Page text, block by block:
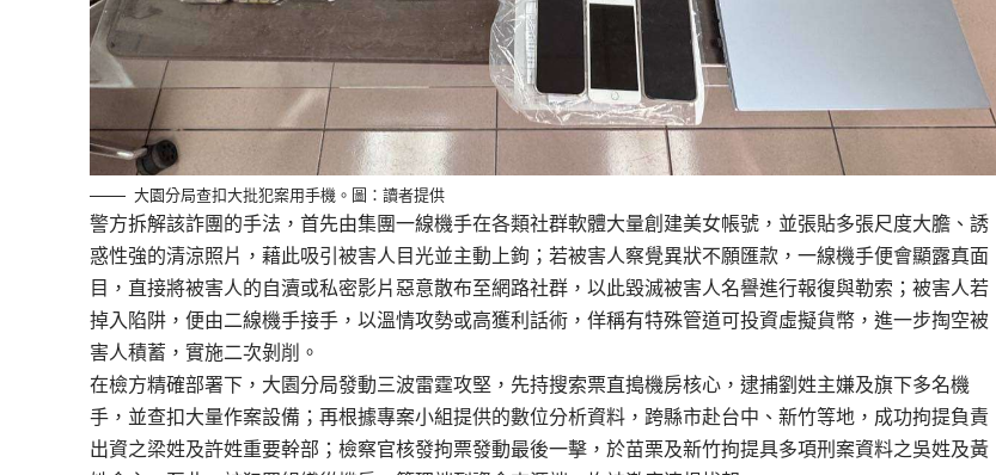
大園分局查扣大批犯案用手機。圖：讀者提供
警方拆解該詐團的手法，首先由集團一線機手在各類社群軟體大量創建美女帳號，並張貼多張尺度大膽、誘
惑性強的清涼照片，藉此吸引被害人目光並主動上鉤；若被害人察覺異狀不願匯款，一線機手便會顯露真面
目，直接將被害人的自瀆或私密影片惡意散布至網路社群，以此毀滅被害人名譽進行報復與勒索；被害人若
掉入陷阱，便由二線機手接手，以溫情攻勢或高獲利話術，佯稱有特殊管道可投資虛擬貨幣，進一步掏空被
害人積蓄，實施二次剝削。
在檢方精確部署下，大園分局發動三波雷霆攻堅，先持搜索票直搗機房核心，逮捕劉姓主嫌及旗下多名機
手，並查扣大量作案設備；再根據專案小組提供的數位分析資料，跨縣市赴台中、新竹等地，成功拘提負責
出資之梁姓及許姓重要幹部；檢察官核發拘票發動最後一擊，於苗栗及新竹拘提具多項刑案資料之吳姓及黃